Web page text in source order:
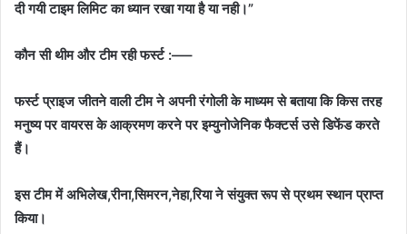
दी गयी टाइम लिमिट का ध्यान रखा गया है या नही।”
कौन सी थीम और टीम रही फर्स्ट :—–
फर्स्ट प्राइज जीतने वाली टीम ने अपनी रंगोली के माध्यम से बताया कि किस तरह
मनुष्य पर वायरस के आक्रमण करने पर इम्युनोजेनिक फैक्टर्स उसे डिफेंड करते
हैं।
इस टीम में अभिलेख,रीना,सिमरन,नेहा,रिया ने संयुक्त रूप से प्रथम स्थान प्राप्त
किया।